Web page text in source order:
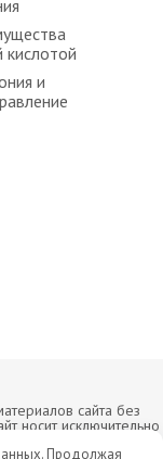
кислотой
и
сайта без
носит исключительно
Продолжая